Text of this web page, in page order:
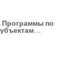
Программы по